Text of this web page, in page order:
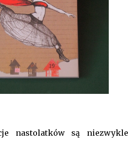
nastolatków są niezwykle